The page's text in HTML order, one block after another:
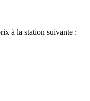
à la station suivante :